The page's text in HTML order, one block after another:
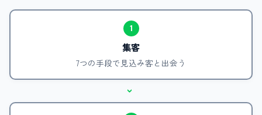
1
集客
7つの手段で見込み客と出会う
›